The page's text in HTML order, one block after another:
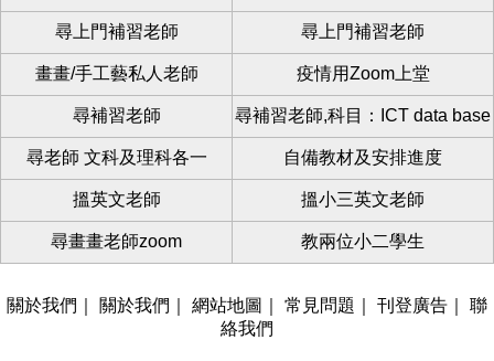
尋上門補習老師 尋上門補習老師
畫畫/手工藝私人老師 疫情用Zoom上堂
尋補習老師 尋補習老師,科目：ICT data base
尋老師 文科及理科各一 自備教材及安排進度
搵英文老師 搵小三英文老師
尋畫畫老師zoom 教兩位小二學生
關於我們 關於我們 網站地圖 常見問題 刊登廣告
聯
絡我們